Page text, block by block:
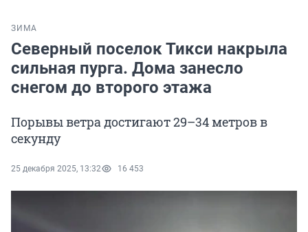
ЗИМА
Северный поселок Тикси накрыла
сильная пурга. Дома занесло
снегом до второго этажа
Порывы ветра достигают 29–34 метров в
секунду
25 декабря 2025, 13:32 16 453